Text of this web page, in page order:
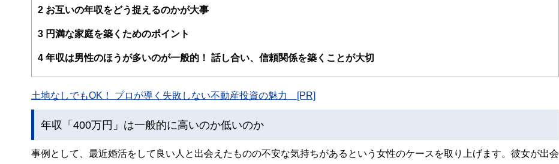
FinancialFieldの特徴は、ファイナンシャルプランナー、弁護士、税理士、宅地建物取引士、相続診断士、住宅ローンアドバイザー、DCプランナ
ー、公認会計士、社会保険労務士、行政書士、投資アナリスト、キャリアコンサルタントなど150名以上の有資格者を執筆者・監修者として迎
と、読み応えのあるコンテンツと確かな情報発信を実現しています。
私たちは、快適でより良い生活のアイデアを提供するお金のコンシェルジュを目指します。
2 お互いの年収をどう捉えるのかが大事
3 円満な家庭を築くためのポイント
4 年収は男性のほうが多いのが一般的！ 話し合い、信頼関係を築くことが大切
土地なしでもOK！ プロが導く失敗しない不動産投資の魅力 [PR]
年収「400万円」は一般的に高いのか低いのか
事例として、最近婚活をして良い人と出会えたものの不安な気持ちがあるという女性のケースを取り上げます。彼女が出会